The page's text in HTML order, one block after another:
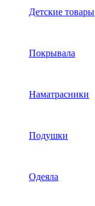
Детские товары
Покрывала
Наматрасники
Подушки
Одеяла